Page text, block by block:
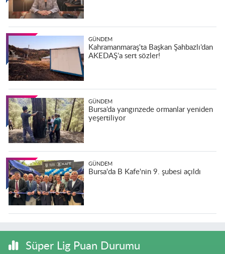
GÜNDEM
Kahramanmaraş'ta Başkan Şahbazlı’dan
AKEDAŞ’a sert sözler!
GÜNDEM
Bursa’da yangınzede ormanlar yeniden
yeşertiliyor
GÜNDEM
Bursa'da B Kafe'nin 9. şubesi açıldı
Süper Lig Puan Durumu